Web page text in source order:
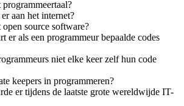
aan het internet?
source software?
er als een programmeur bepaalde codes
niet elke keer zelf hun code
keepers in programmeren?
er tijdens de laatste grote wereldwijde IT-